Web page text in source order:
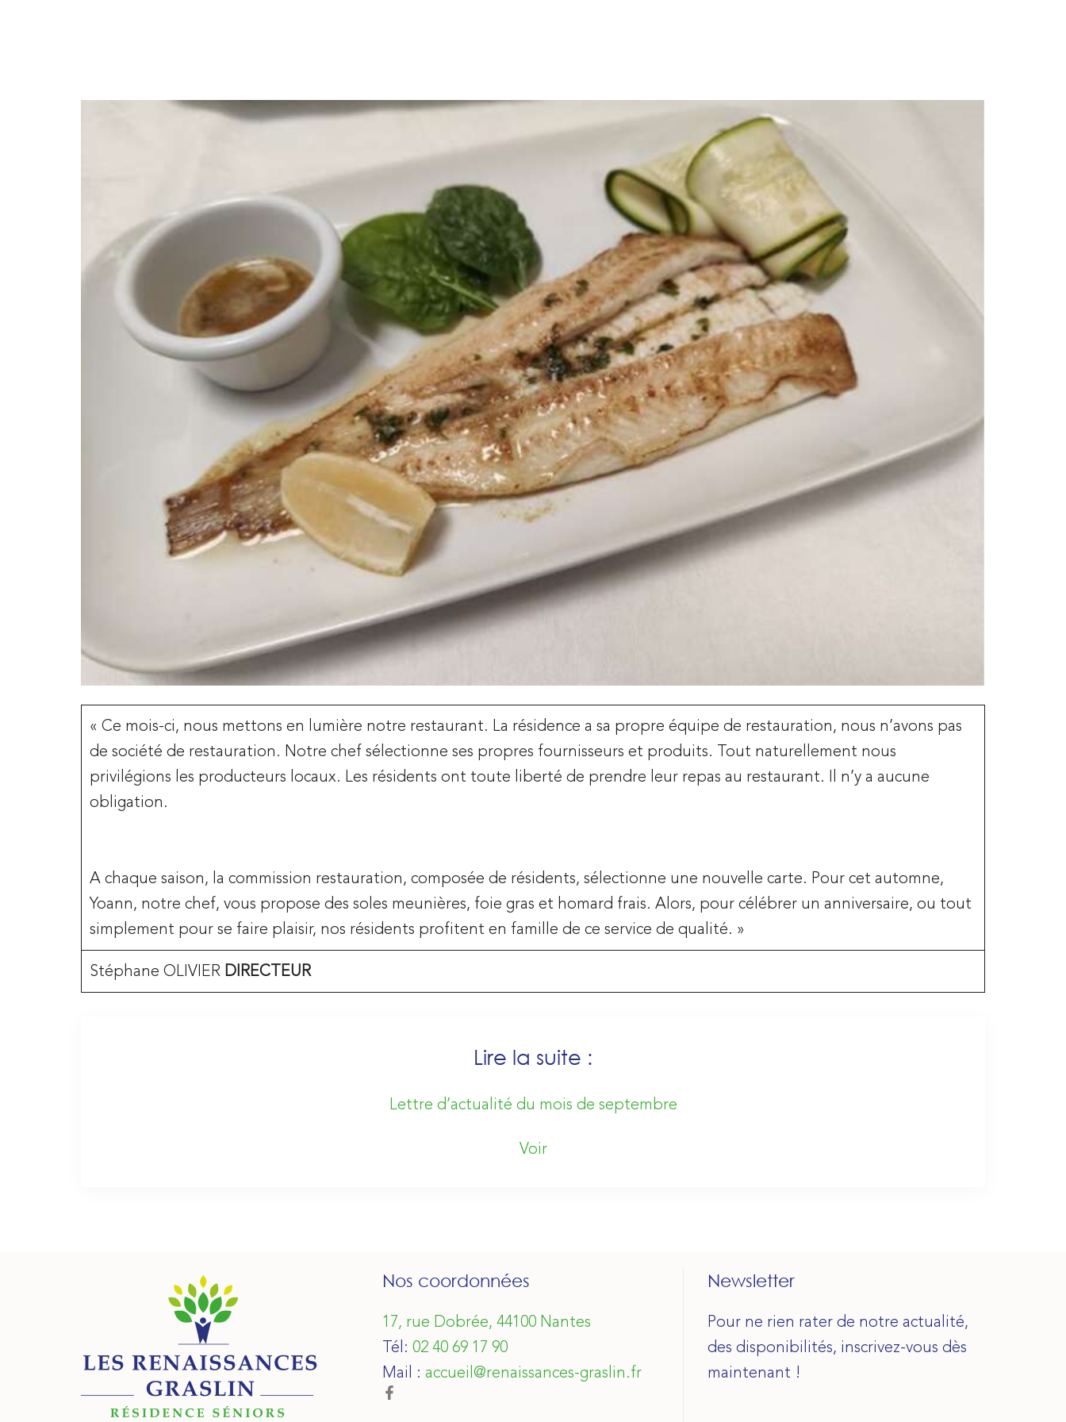
« Ce mois-ci, nous mettons en lumière notre restaurant. La résidence a sa propre équipe de restauration, nous n’avons pas
de société de restauration. Notre chef sélectionne ses propres fournisseurs et produits. Tout naturellement nous
privilégions les producteurs locaux. Les résidents ont toute liberté de prendre leur repas au restaurant. Il n’y a aucune
obligation.
A chaque saison, la commission restauration, composée de résidents, sélectionne une nouvelle carte. Pour cet automne,
Yoann, notre chef, vous propose des soles meunières, foie gras et homard frais. Alors, pour célébrer un anniversaire, ou tout
simplement pour se faire plaisir, nos résidents profitent en famille de ce service de qualité. »
Stéphane OLIVIERDIRECTEUR
Lire la suite :
Lettre d’actualité du mois de septembre
Voir
Nos coordonnées
17, rue Dobrée, 44100 Nantes
Tél: 02 40 69 17 90
Mail : accueil@renaissances-graslin.fr
Newsletter
Pour ne rien rater de notre actualité,
des disponibilités, inscrivez-vous dès
maintenant !